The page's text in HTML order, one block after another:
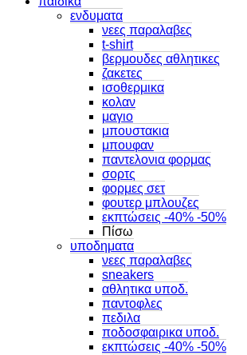
ενδυματα
νεες παραλαβες
t-shirt
βερμουδες αθλητικες
ζακετες
ισοθερμικα
κολαν
μαγιο
μπουστακια
μπουφαν
παντελονια φορμας
σορτς
φορμες σετ
φουτερ μπλουζες
εκπτώσεις -40% -50%
Πίσω
υποδηματα
νεες παραλαβες
sneakers
αθλητικα υποδ.
παντοφλες
πεδιλα
ποδοσφαιρικα υποδ.
εκπτώσεις -40% -50%